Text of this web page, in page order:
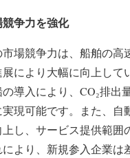
争力を強化
場競争力は、船舶の高
により大幅に向上して
導入により、CO₂排出
実現可能です。また、自
し、サービス提供範囲
より、新規参入企業は